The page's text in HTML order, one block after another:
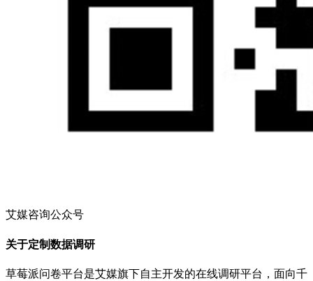
艾媒咨询公众号
关于定制数据调研
草莓派问卷平台是艾媒旗下自主开发的在线调研平台，面向千